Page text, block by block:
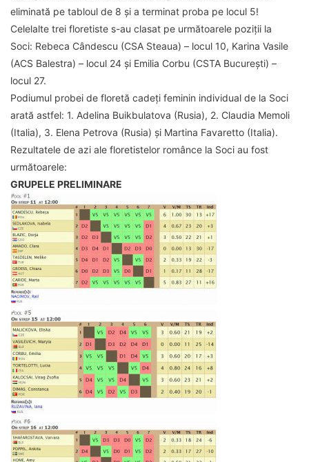
eliminată pe tabloul de 8 și a terminat proba pe locul 5!
Celelalte trei floretiste s-au clasat pe următoarele poziții la
Soci: Rebeca Cândescu (CSA Steaua) – locul 10, Karina Vasile
(ACS Balestra) – locul 24 și Emilia Corbu (CSTA București) –
locul 27.
Podiumul probei de floretă cadeți feminin individual de la Soci
arată astfel: 1. Adelina Buikbulatova (Rusia), 2. Claudia Memoli
(Italia), 3. Elena Petrova (Rusia) și Martina Favaretto (Italia).
Rezultatele de azi ale floretistelor românce la Soci au fost
următoarele:
GRUPELE PRELIMINARE